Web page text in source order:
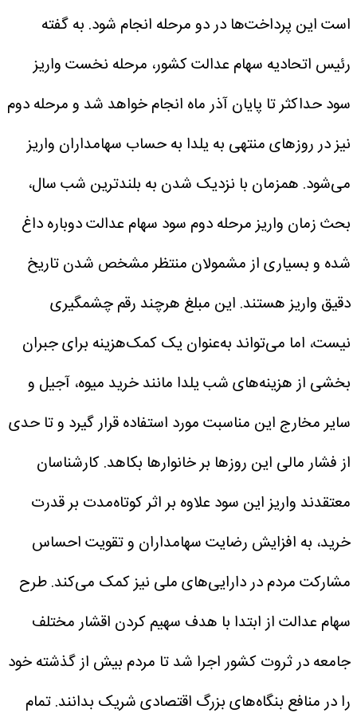
است این پرداخت‌ها در دو مرحله انجام شود. به گفته
رئیس اتحادیه سهام عدالت کشور، مرحله نخست واریز
سود حداکثر تا پایان آذر ماه انجام خواهد شد و مرحله دوم
نیز در روزهای منتهی به یلدا به حساب سهامداران واریز
می‌شود. همزمان با نزدیک شدن به بلندترین شب سال،
بحث زمان واریز مرحله دوم سود سهام عدالت دوباره داغ
شده و بسیاری از مشمولان منتظر مشخص شدن تاریخ
دقیق واریز هستند. این مبلغ هرچند رقم چشمگیری
نیست، اما می‌تواند به‌عنوان یک کمک‌هزینه برای جبران
بخشی از هزینه‌های شب یلدا مانند خرید میوه، آجیل و
سایر مخارج این مناسبت مورد استفاده قرار گیرد و تا حدی
از فشار مالی این روزها بر خانوارها بکاهد.کارشناسان
معتقدند واریز این سود علاوه بر اثر کوتاه‌مدت بر قدرت
خرید، به افزایش رضایت سهامداران و تقویت احساس
مشارکت مردم در دارایی‌های ملی نیز کمک می‌کند. طرح
سهام عدالت از ابتدا با هدف سهیم کردن اقشار مختلف
جامعه در ثروت کشور اجرا شد تا مردم بیش از گذشته خود
را در منافع بنگاه‌های بزرگ اقتصادی شریک بدانند.تمام